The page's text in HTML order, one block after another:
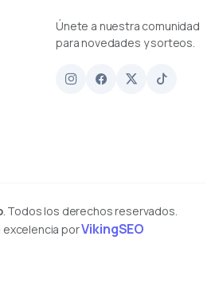
Únete a nuestra comunidad
para novedades y sorteos.
. Todos los derechos reservados.
excelencia porVikingSEO